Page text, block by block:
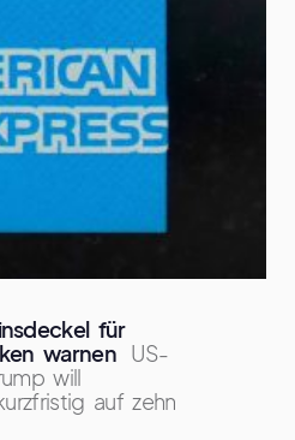
für
warnen US-
will
auf zehn